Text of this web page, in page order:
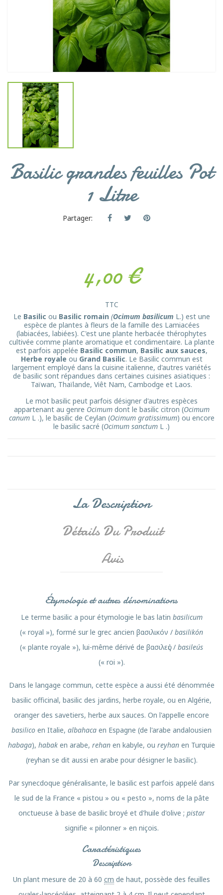
Basilic grandes feuilles Pot
1 Litre
Partager:
4,00 €
TTC
Le Basilic ou Basilic romain (Ocimum basilicum L.) est une
espèce de plantes à fleurs de la famille des Lamiacées
(labiacées, labiées). C'est une plante herbacée thérophytes
cultivée comme plante aromatique et condimentaire. La plante
est parfois appelée Basilic commun, Basilic aux sauces,
Herbe royale ou Grand Basilic. Le Basilic commun est
largement employé dans la cuisine italienne, d'autres variétés
de basilic sont répandues dans certaines cuisines asiatiques :
Taïwan, Thaïlande, Viêt Nam, Cambodge et Laos.
Le mot basilic peut parfois désigner d'autres espèces
appartenant au genre Ocimumdont le basilic citron (Ocimum
canumL .), le basilic de Ceylan (Ocimum gratissimum) ou encore
le basilic sacré (Ocimum sanctum L .)
La Description
Détails Du Produit
Avis
Étymologie et autres dénominations
Le terme basilic a pour étymologie le bas latin basilicum
(« royal »), formé sur le grec ancien βασιλικόν / basilikón
(« plante royale »), lui-même dérivé de βασιλεὐς/ basileús
(« roi »).
Dans le langage commun, cette espèce a aussi été dénommée
basilic officinal, basilic des jardins, herbe royale, ou en Algérie,
oranger des savetiers, herbe aux sauces. On l'appelle encore
basilico en Italie, albahaca en Espagne (de l'arabe andalousien
habaga), habak en arabe, rehan en kabyle, ou reyhan en Turquie
(reyhan se dit aussi en arabe pour désigner le basilic).
Par synecdoque généralisante, le basilic est parfois appelé dans
le sud de la France « pistou » ou « pesto », noms de la pâte
onctueuse à base de basilic broyé et d'huile d'olive ; pistar
signifie « pilonner » en niçois.
Caractéristiques
Description
Un plant mesure de 20 à 60 cm de haut, possède des feuilles